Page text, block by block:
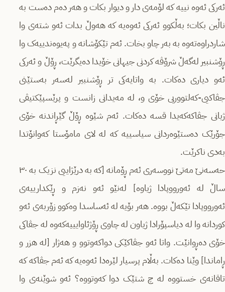
ئەرکی ئەوە نییە کە لۆمەی دار و دیوار بکات و هەر دەم دەست بە
ناڵین بکات؛ بەڵکوو ئەرکی ئەوەیە کە هەوڵ بدات ئەو شتەی وا
شاردراوەتەوە بە بەر چاو بخات. ئەم تێکۆشانە و پەیوەندییەک وا
ڕۆشنبیر لەگەڵ شرۆڤە کردنی جیهانی خۆیدا دەیگرێت، ڕۆڵ و ئەرکی
ئەو دیاری دەکات. بە واتایەکی تر ڕۆشنبیر لەسەر بەستێنی
جڤاکیی-کەلتووریی خۆی و، لە مەیدانی زانست و پرێسپێکتیڤی
ژیانی جڤاکەکەیدا قسە دەکات. ئەم شێوە ڕۆڵ گێڕاندنە خۆی
جۆرێک دەستێوەردانی سیاسییە کە لە لای مامۆستا کەوانۆتدا
بەدی ناکرێت.
حەسەنێ مەتێ نووسەری ئەم ڕۆمانە [کە بە درێژاییی نزیک بە ٣٠
ساڵ لە ئەورووپادا ژیاوە] لەنێو ئەو نەزم و ڕێکدارییەی
ئەورووپادا تێکەڵ بووە. هەر بۆیە لە ئەساسدا وەکوو زۆربەی ئەو
کوردانە وا لە دیاسپۆرادا ژیاون لە چاوی ڕۆژئاوایییەکەوە لە جڤاکی
خۆی دەڕوانێت. واتا ئەو جڤاکێکی دواکەوتوو و هەژار [لە هزر و
ڕاماندا] وێنا دەکات. بەڵام پرسیار لێرەدا ئەوەیە کە ئەم جڤاکە کە
تاقانەی خستووە لە چ شتێک دوا کەوتووە؟ ئەو شوێنەی وا